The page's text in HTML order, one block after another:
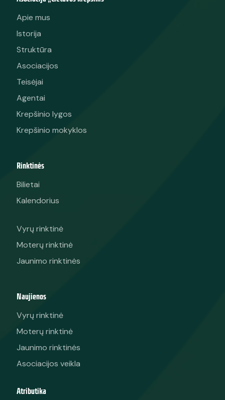
Apie mus
Istorija
Struktūra
Asociacijos
Teisėjai
Agentai
Krepšinio lygos
Krepšinio mokyklos
Rinktinės
Bilietai
Kalendorius
Vyrų rinktinė
Moterų rinktinė
Jaunimo rinktinės
Naujienos
Vyrų rinktinė
Moterų rinktinė
Jaunimo rinktinės
Asociacijos veikla
Atributika